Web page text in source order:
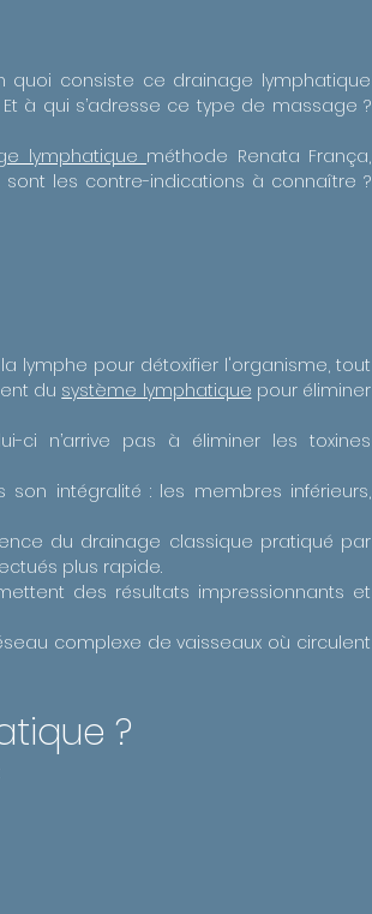
quoi consiste ce drainage lymphatique
à qui s’adresse ce type de massage ?
lymphatique méthode Renata França,
les contre-indications à connaître ?
lymphe pour détoxifier l'organisme, tout
du système lymphatique pour éliminer
ci n’arrive pas à éliminer les toxines
intégralité : les membres inférieurs,
du drainage classique pratiqué par
plus rapide.
des résultats impressionnants et
complexe de vaisseaux où circulent
?